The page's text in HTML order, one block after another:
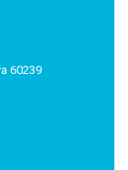
60239